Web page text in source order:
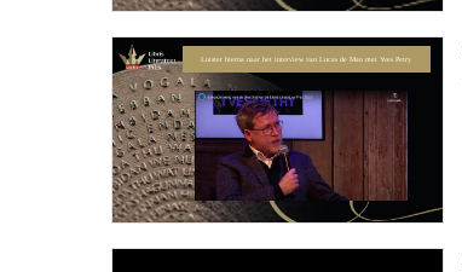
Luister hierna naar het interview van Lucas de Man met Yves Petry